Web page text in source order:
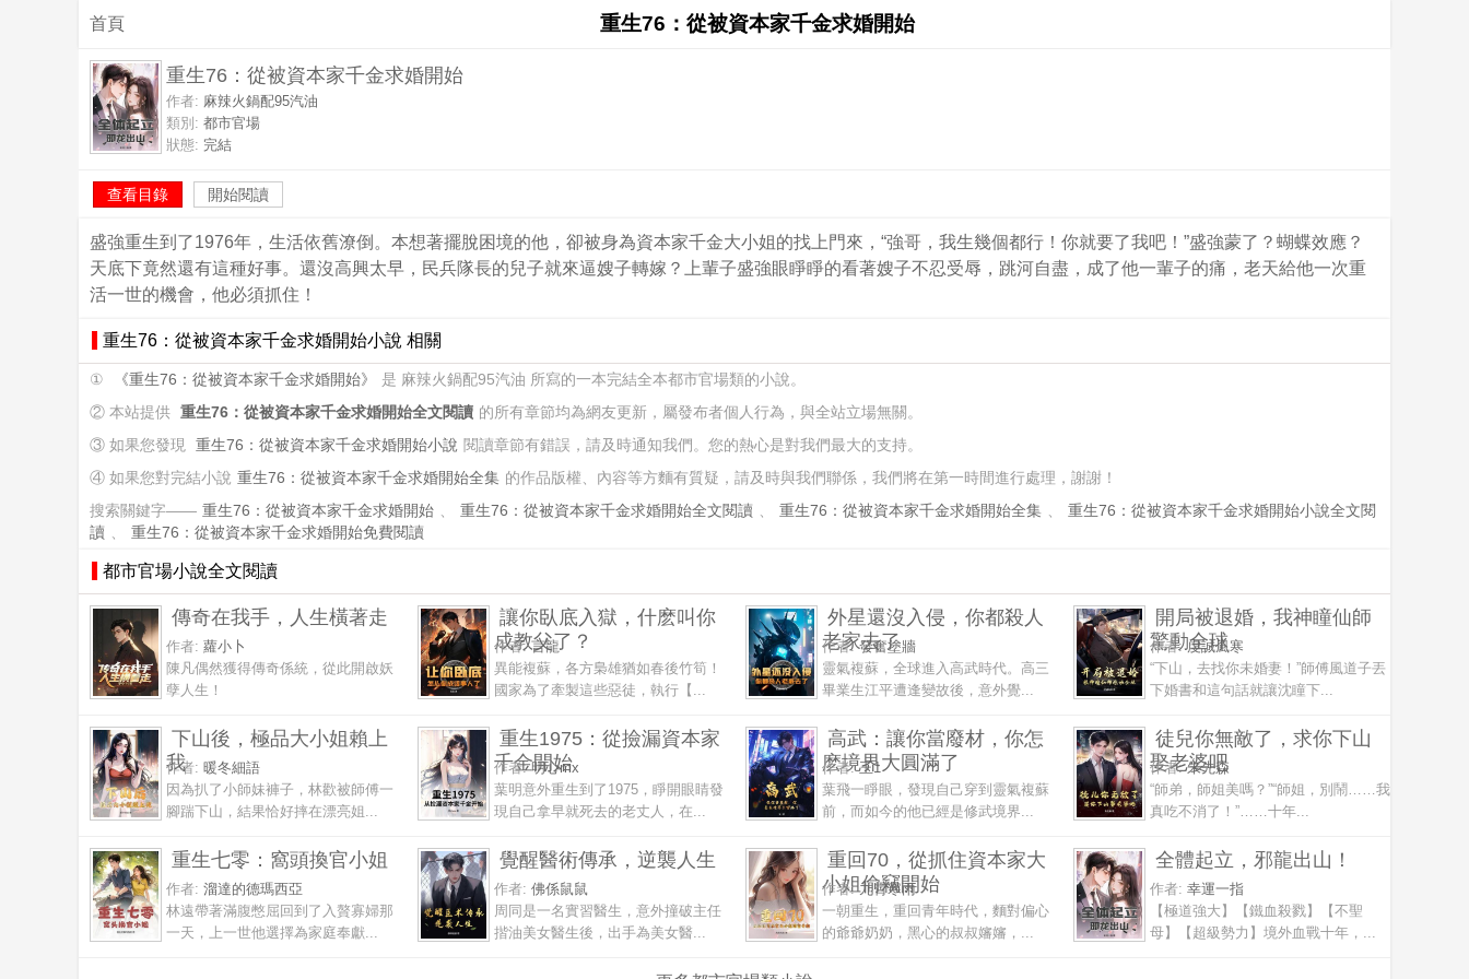
首頁 重生76：從被資本家千金求婚開始
重生76：從被資本家千金求婚開始
作者: 麻辣火鍋配95汽油
類別: 都市官場
狀態: 完結
查看目錄 開始閱讀
盛強重生到了1976年，生活依舊潦倒。本想著擺脫困境的他，卻被身為資本家千金大小姐的找上門來，“強哥，我生幾個都行！你就要了我吧！”盛強蒙了？蝴蝶效應？
天底下竟然還有這種好事。還沒高興太早，民兵隊長的兒子就來逼嫂子轉嫁？上輩子盛強眼睜睜的看著嫂子不忍受辱，跳河自盡，成了他一輩子的痛，老天給他一次重
活一世的機會，他必須抓住！
重生76：從被資本家千金求婚開始小說 相關
① 《重生76：從被資本家千金求婚開始》
是 麻辣火鍋配95汽油 所寫的一本完結全本都市官場類的小說。
② 本站提供 重生76：從被資本家千金求婚開始全文閱讀 的所有章節均為網友更新，屬發布者個人行為，與全站立場無關。
③ 如果您發現 重生76：從被資本家千金求婚開始小說 閱讀章節有錯誤，請及時通知我們。您的熱心是對我們最大的支持。
④ 如果您對完結小說 重生76：從被資本家千金求婚開始全集 的作品版權、內容等方麵有質疑，請及時與我們聯係，我們將在第一時間進行處理，謝謝！
搜索關鍵字—— 重生76：從被資本家千金求婚開始 、 重生76：從被資本家千金求婚開始全文閱讀 、 重生76：從被資本家千金求婚開始全集 、
重生76：從被資本家千金求婚開始小說全文閱
讀 、 重生76：從被資本家千金求婚開始免費閱讀
都市官場小說全文閱讀
傳奇在我手，人生橫著走
作者: 蘿小卜
陳凡偶然獲得傳奇係統，從此開啟妖
孽人生！
讓你臥底入獄，什麽叫你
成教父了？
作者:言龍
異能複蘇，各方梟雄猶如春後竹筍！
國家為了牽製這些惡徒，執行【...
外星還沒入侵，你都殺人
老家去了
作者:發奮塗牆
靈氣複蘇，全球進入高武時代。高三
畢業生江平遭逢變故後，意外覺...
開局被退婚，我神瞳仙師
驚動全球
作者:虔誠風寒
“下山，去找你未婚妻！”師傅風道子丟
下婚書和這句話就讓沈瞳下...
下山後，極品大小姐賴上
我
作者: 暖冬細語
因為扒了小師妹褲子，林歡被師傅一
腳踹下山，結果恰好摔在漂亮姐...
重生1975：從撿漏資本家
千金開始
作者:明心mx
葉明意外重生到了1975，睜開眼睛發
現自己拿早就死去的老丈人，在...
高武：讓你當廢材，你怎
麽境界大圓滿了
作者:玉1
葉飛一睜眼，發現自己穿到靈氣複蘇
前，而如今的他已經是修武境界...
徒兒你無敵了，求你下山
娶老婆吧
作者:朱先森
“師弟，師姐美嗎？”“師姐，別鬧……我
真吃不消了！”……十年...
重生七零：窩頭換官小姐
作者: 溜達的德瑪西亞
林遠帶著滿腹憋屈回到了入贅寡婦那
一天，上一世他選擇為家庭奉獻...
覺醒醫術傳承，逆襲人生
作者: 佛係鼠鼠
周同是一名實習醫生，意外撞破主任
揩油美女醫生後，出手為美女醫...
重回70，從抓住資本家大
小姐偷竊開始
作者:九霄寒雨
一朝重生，重回青年時代，麵對偏心
的爺爺奶奶，黑心的叔叔嬸嬸，...
全體起立，邪龍出山！
作者: 幸運一指
【極道強大】【鐵血殺戮】【不聖
母】【超級勢力】境外血戰十年，...